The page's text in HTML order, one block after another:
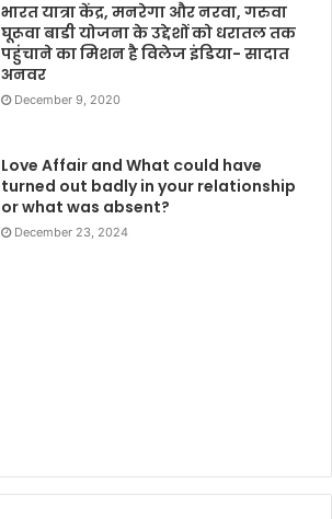
भारत यात्रा केंद्र, मनरेगा और नरवा, गरुवा
घूरूवा बाडी योजना के उद्देशों को धरातल तक
पहुंचाने का मिशन है विलेज इंडिया- सादात
अनवर
December 9, 2020
Love Affair and What could have
turned out badly in your relationship
or what was absent?
December 23, 2024